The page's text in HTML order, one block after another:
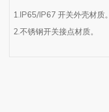
1.IP65/IP67 开关外壳材质。
2.不锈钢开关接点材质。